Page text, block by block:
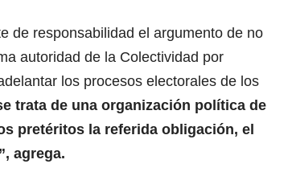
de responsabilidad el argumento de no
autoridad de la Colectividad por
los procesos electorales de los
trata de una organización política de
pretéritos la referida obligación, el
agrega.